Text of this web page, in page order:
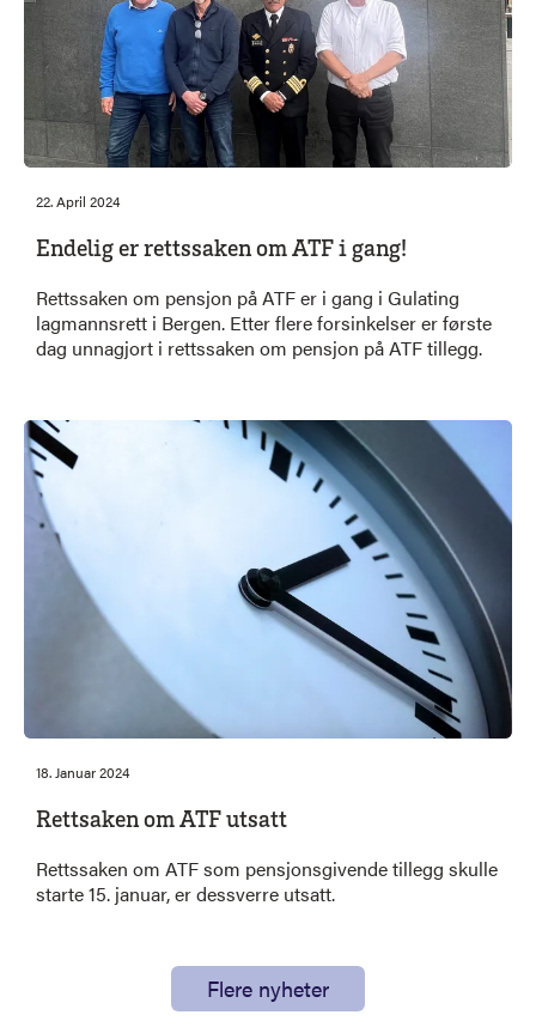
22. April 2024
Endelig er rettssaken om ATF i gang!
Rettssaken om pensjon på ATF er i gang i Gulating
lagmannsrett i Bergen. Etter flere forsinkelser er første
dag unnagjort i rettssaken om pensjon på ATF tillegg.
18. Januar 2024
Rettsaken om ATF utsatt
Rettssaken om ATF som pensjonsgivende tillegg skulle
starte 15. januar, er dessverre utsatt.
Flere nyheter